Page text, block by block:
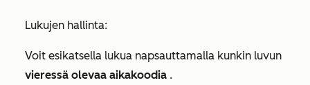
Lukujen hallinta:
Voit esikatsella lukua napsauttamalla kunkin luvun
vieressä olevaa aikakoodia .